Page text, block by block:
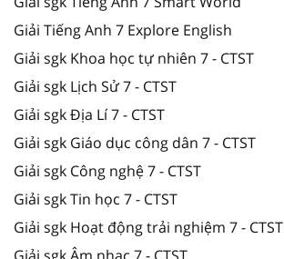
Giải Tiếng Anh 7 Explore English
Giải sgk Khoa học tự nhiên 7 - CTST
Giải sgk Lịch Sử 7 - CTST
Giải sgk Địa Lí 7 - CTST
Giải sgk Giáo dục công dân 7 - CTST
Giải sgk Công nghệ 7 - CTST
Giải sgk Tin học 7 - CTST
Giải sgk Hoạt động trải nghiệm 7 - CTST